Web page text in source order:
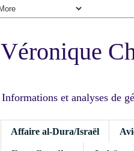
Véronique
Informations et analyses de
Affaire al-Dura/Israël